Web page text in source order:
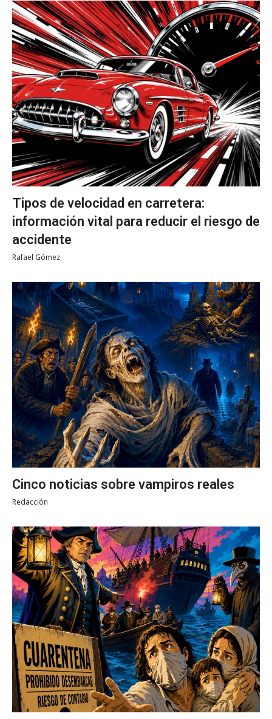
Tipos de velocidad en carretera:
información vital para reducir el riesgo de
accidente
Rafael Gómez
Cinco noticias sobre vampiros reales
Redacción